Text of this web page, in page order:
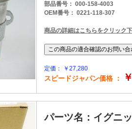
部品番号： 000-158-4003
OEM番号： 0221-118-307
商品の詳細はこちらをクリック
定価： ￥27,280
スピードジャパン価格 ：
パーツ名：イグニ